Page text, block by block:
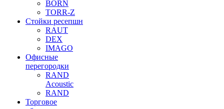
BORN
TORR-Z
Стойки ресепшн
RAUT
DEX
IMAGO
Офисные
перегородки
RAND
Acoustic
RAND
Торговое